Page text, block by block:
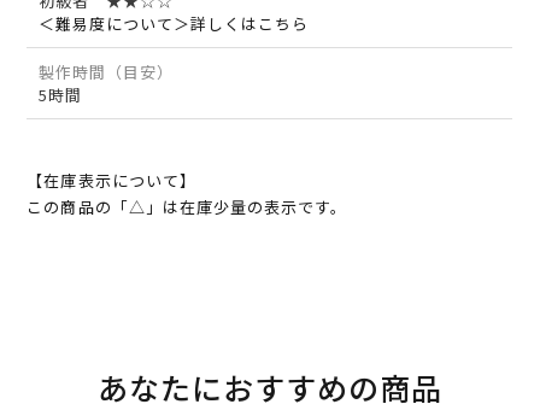
＜難易度について＞詳しくはこちら
製作時間（目安）
5時間
【在庫表示について】
この商品の「△」は在庫少量の表示です。
あなたにおすすめの商品